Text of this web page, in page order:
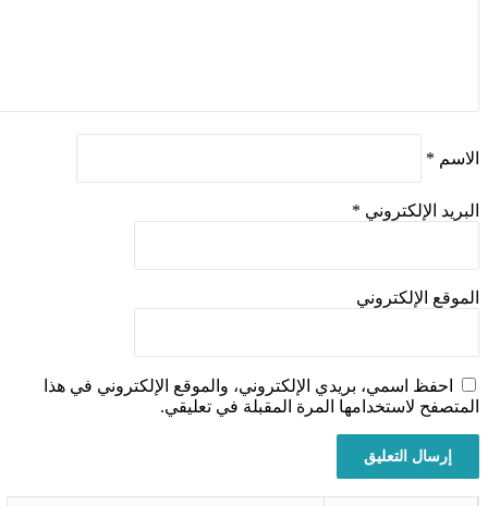
*
الإلكتروني*
الإلكتروني
احفظ اسمي، بريدي الإلكتروني، والموقع الإلكتروني في هذا
لاستخدامها المرة المقبلة في تعليقي.